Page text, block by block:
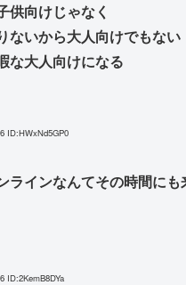
供向けじゃなく
ないから大人向けでもない
な大人向けになる
ID:HWxNd5GP0
ラインなんてその時間にも
ID:2KemB8DYa